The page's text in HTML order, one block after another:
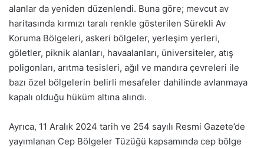
alanlar da yeniden düzenlendi. Buna göre; mevcut av
haritasında kırmızı taralı renkle gösterilen Sürekli Av
Koruma Bölgeleri, askeri bölgeler, yerleşim yerleri,
göletler, piknik alanları, havaalanları, üniversiteler, atış
poligonları, arıtma tesisleri, ağıl ve mandıra çevreleri ile
bazı özel bölgelerin belirli mesafeler dahilinde avlanmaya
kapalı olduğu hüküm altına alındı.
Ayrıca, 11 Aralık 2024 tarih ve 254 sayılı Resmi Gazete’de
yayımlanan Cep Bölgeler Tüzüğü kapsamında cep bölge